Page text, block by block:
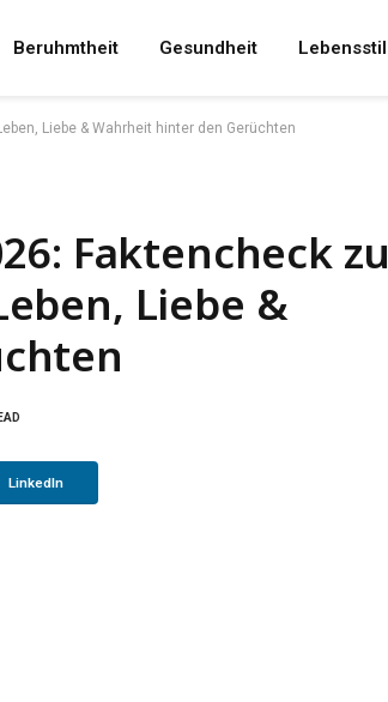
Beruhmtheit Gesundheit Lebensstil
Liebe & Wahrheit hinter den Gerüchten
Faktencheck zu
Liebe &
LinkedIn